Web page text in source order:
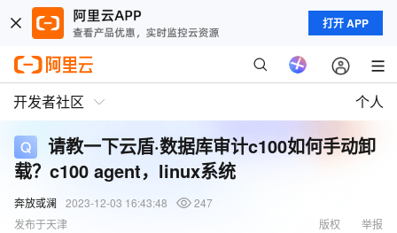
打开 APP
开发者社区 个人
请教一下云盾·数据库审计c100如何手动卸
载？c100 agent，linux系统
奔放或澜 2023-12-03 16:43:48
247
发布于天津
举报
版权